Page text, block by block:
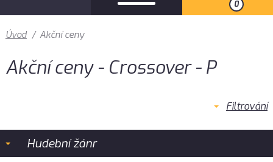
0
Úvod / Akční ceny
Akční ceny - Crossover - P
Filtrování
Hudební žánr